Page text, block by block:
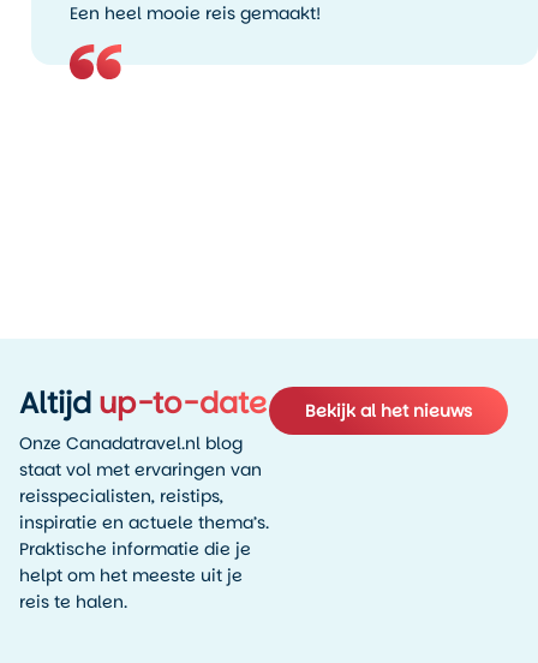
Een heel mooie reis gemaakt!
Altijd up-to-date
Onze Canadatravel.nl blog
staat vol met ervaringen van
reisspecialisten, reistips,
inspiratie en actuele thema’s.
Praktische informatie die je
helpt om het meeste uit je
reis te halen.
Bekijk al het nieuws